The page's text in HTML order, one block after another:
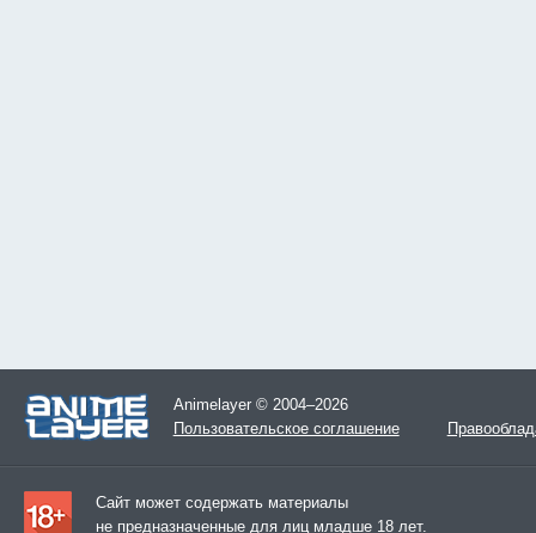
Animelayer © 2004–2026
Пользовательское соглашение
Сайт может содержать материалы
не предназначенные для лиц младше 18 лет.